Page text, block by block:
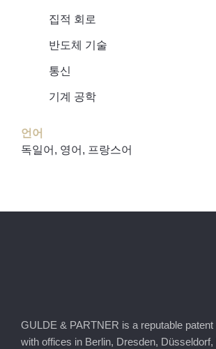
집적 회로
반도체 기술
통신
기계 공학
언어
독일어, 영어, 프랑스어
GULDE & PARTNER is a reputable patent
with offices in Berlin, Dresden, Düsseldorf,